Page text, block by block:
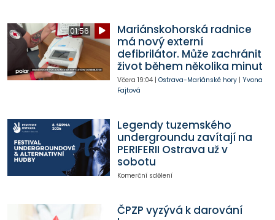
01:56
Mariánskohorská radnice
má nový externí
defibrilátor. Může zachránit
život během několika minut
Včera 19:04| Ostrava-Mariánské hory| Yvona
Fajtová
Legendy tuzemského
undergroundu zavítají na
PERIFERII Ostrava už v
sobotu
Komerční sdělení
ČPZP vyzývá k darování